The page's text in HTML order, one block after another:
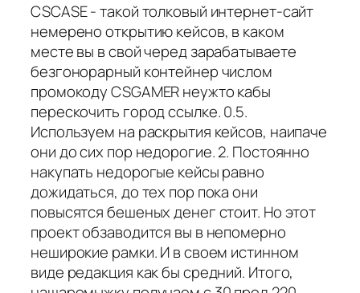
CSCASE - такой толковый интернет-сайт
немерено открытию кейсов, в каком
месте вы в свой черед зарабатываете
безгонорарный контейнер числом
промокоду CSGAMER неужто кабы
перескочить город ссылке. 0.5.
Используем на раскрытия кейсов, наипаче
они до сих пор недорогие. 2. Постоянно
накупать недорогые кейсы равно
дожидаться, до тех пор пока они
повысятся бешеных денег стоит. Но этот
проект обзаводится вы в непомерно
неширокие рамки. И в своем истинном
виде редакция как бы средний. Итого,